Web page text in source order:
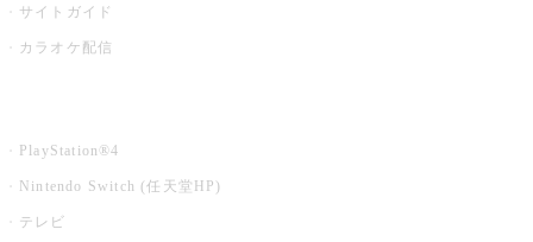
サイトガイド
カラオケ配信
PlayStation®4
Nintendo Switch (任天堂HP)
テレビ